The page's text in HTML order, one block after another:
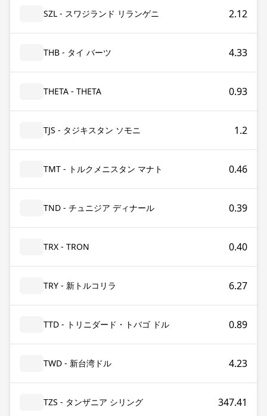
SZL - スワジランド リランゲニ 2.12
THB - タイ バーツ 4.33
THETA - THETA 0.93
TJS - タジキスタン ソモニ 1.2
TMT - トルクメニスタン マナト 0.46
TND - チュニジア ディナール 0.39
TRX - TRON 0.40
TRY - 新トルコリラ 6.27
TTD - トリニダード・トバゴ ドル 0.89
TWD - 新台湾ドル 4.23
TZS - タンザニア シリング 347.41